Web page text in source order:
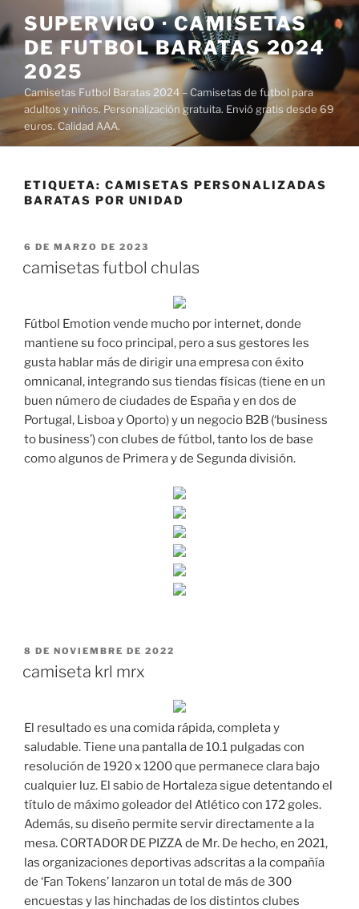
al
contenido
SUPERVIGO · CAMISETAS
DE FUTBOL BARATAS 2024
2025
Camisetas Futbol Baratas 2024 – Camisetas de futbol para
adultos y niños. Personalización gratuita. Envió gratis desde 69
euros. Calidad AAA.
ETIQUETA: CAMISETAS PERSONALIZADAS
BARATAS POR UNIDAD
PUBLICADO
6 DE MARZO DE 2023
camisetas futbol chulas
Fútbol Emotion vende mucho por internet, donde
mantiene su foco principal, pero a sus gestores les
gusta hablar más de dirigir una empresa con éxito
omnicanal, integrando sus tiendas físicas (tiene en un
buen número de ciudades de España y en dos de
Portugal, Lisboa y Oporto) y un negocio B2B (‘business
to business’) con clubes de fútbol, tanto los de base
como algunos de Primera y de Segunda división.
PUBLICADO
8 DE NOVIEMBRE DE 2022
camiseta krl mrx
El resultado es una comida rápida, completa y
saludable. Tiene una pantalla de 10.1 pulgadas con
resolución de 1920 x 1200 que permanece clara bajo
cualquier luz. El sabio de Hortaleza sigue detentando el
título de máximo goleador del Atlético con 172 goles.
Además, su diseño permite servir directamente a la
mesa. CORTADOR DE PIZZA de Mr. De hecho, en 2021,
las organizaciones deportivas adscritas a la compañía
de ‘Fan Tokens’ lanzaron un total de más de 300
encuestas y las hinchadas de los distintos clubes